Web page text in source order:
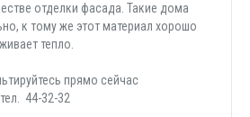
отделки фасада. Такие дома
к тому же этот материал хорошо
тепло.
прямо сейчас
44-32-32